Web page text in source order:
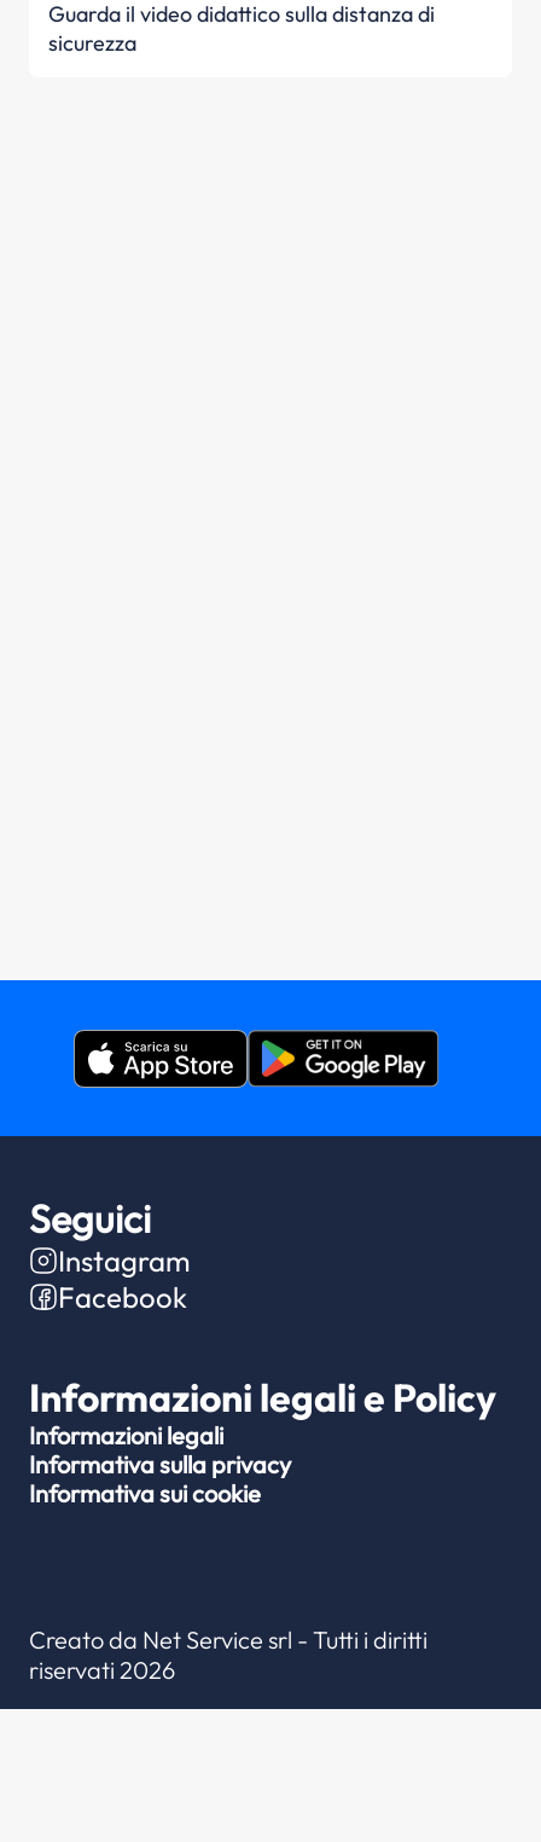
Guarda il video didattico sulla distanza di
sicurezza
Seguici
Instagram
Facebook
Informazioni legali e Policy
Informazioni legali
Informativa sulla privacy
Informativa sui cookie
Creato da Net Service srl - Tutti i diritti
riservati 2026